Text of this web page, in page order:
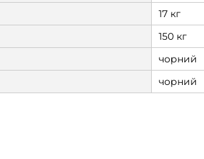
17 кг
150 кг
чорний
чорний